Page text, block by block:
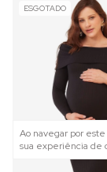
Ao navegar por
sua experiência de
ESGOTADO